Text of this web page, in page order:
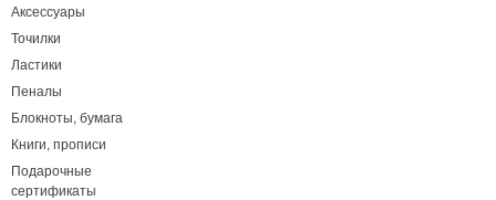
Аксессуары
Точилки
Ластики
Пеналы
Блокноты, бумага
Книги, прописи
Подарочные
сертификаты